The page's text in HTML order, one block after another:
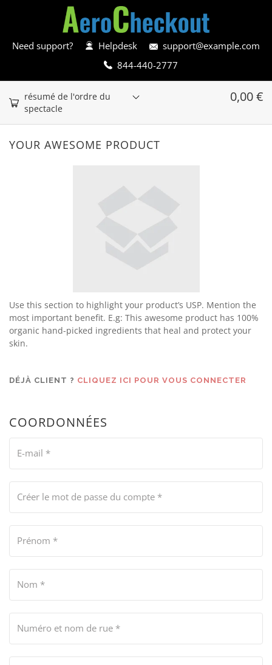
Need support? Helpdesk
support@example.com
844-440-2777
résumé de l'ordre du
spectacle
0,00€
YOUR AWESOME PRODUCT
Use this section to highlight your product’s USP. Mention the
most important benefit. E.g: This awesome product has 100%
organic hand-picked ingredients that heal and protect your
skin.
DÉJÀ CLIENT ? CLIQUEZ ICI POUR VOUS CONNECTER
COORDONNÉES
E-mail *
Créer le mot de passe du compte *
Prénom *
Nom *
Numéro et nom de rue *